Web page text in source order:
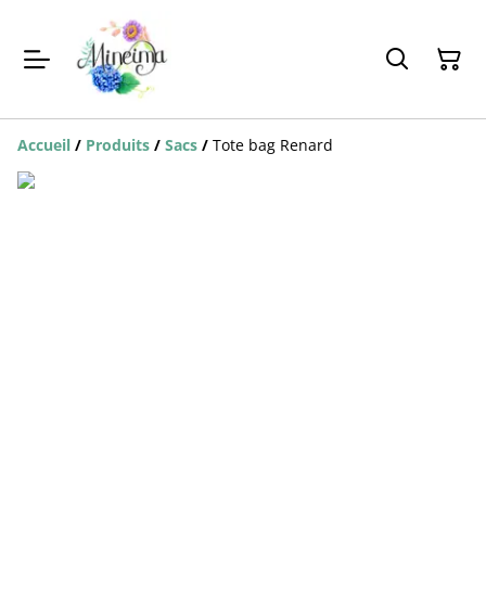
Accueil / Produits / Sacs / Tote bag Renard